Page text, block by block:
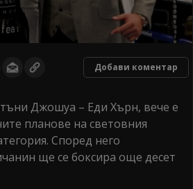
Добави коментар
Джошуа – Еди Хърн, вече е
планове на световния
Според него
ще се боксира още десет